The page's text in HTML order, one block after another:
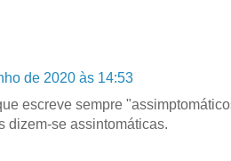
de 2020 às 14:53
escreve sempre
dizem-se assintomáticas.